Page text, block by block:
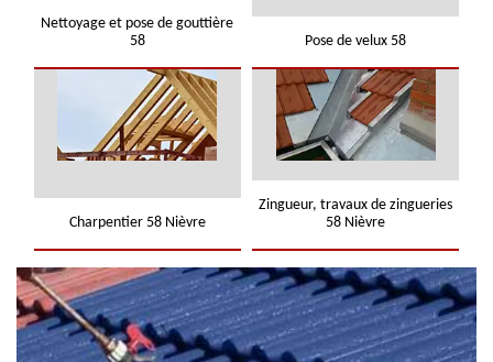
Nettoyage et pose de gouttière
58
Pose de velux 58
Charpentier 58 Nièvre
Zingueur, travaux de zingueries
58 Nièvre